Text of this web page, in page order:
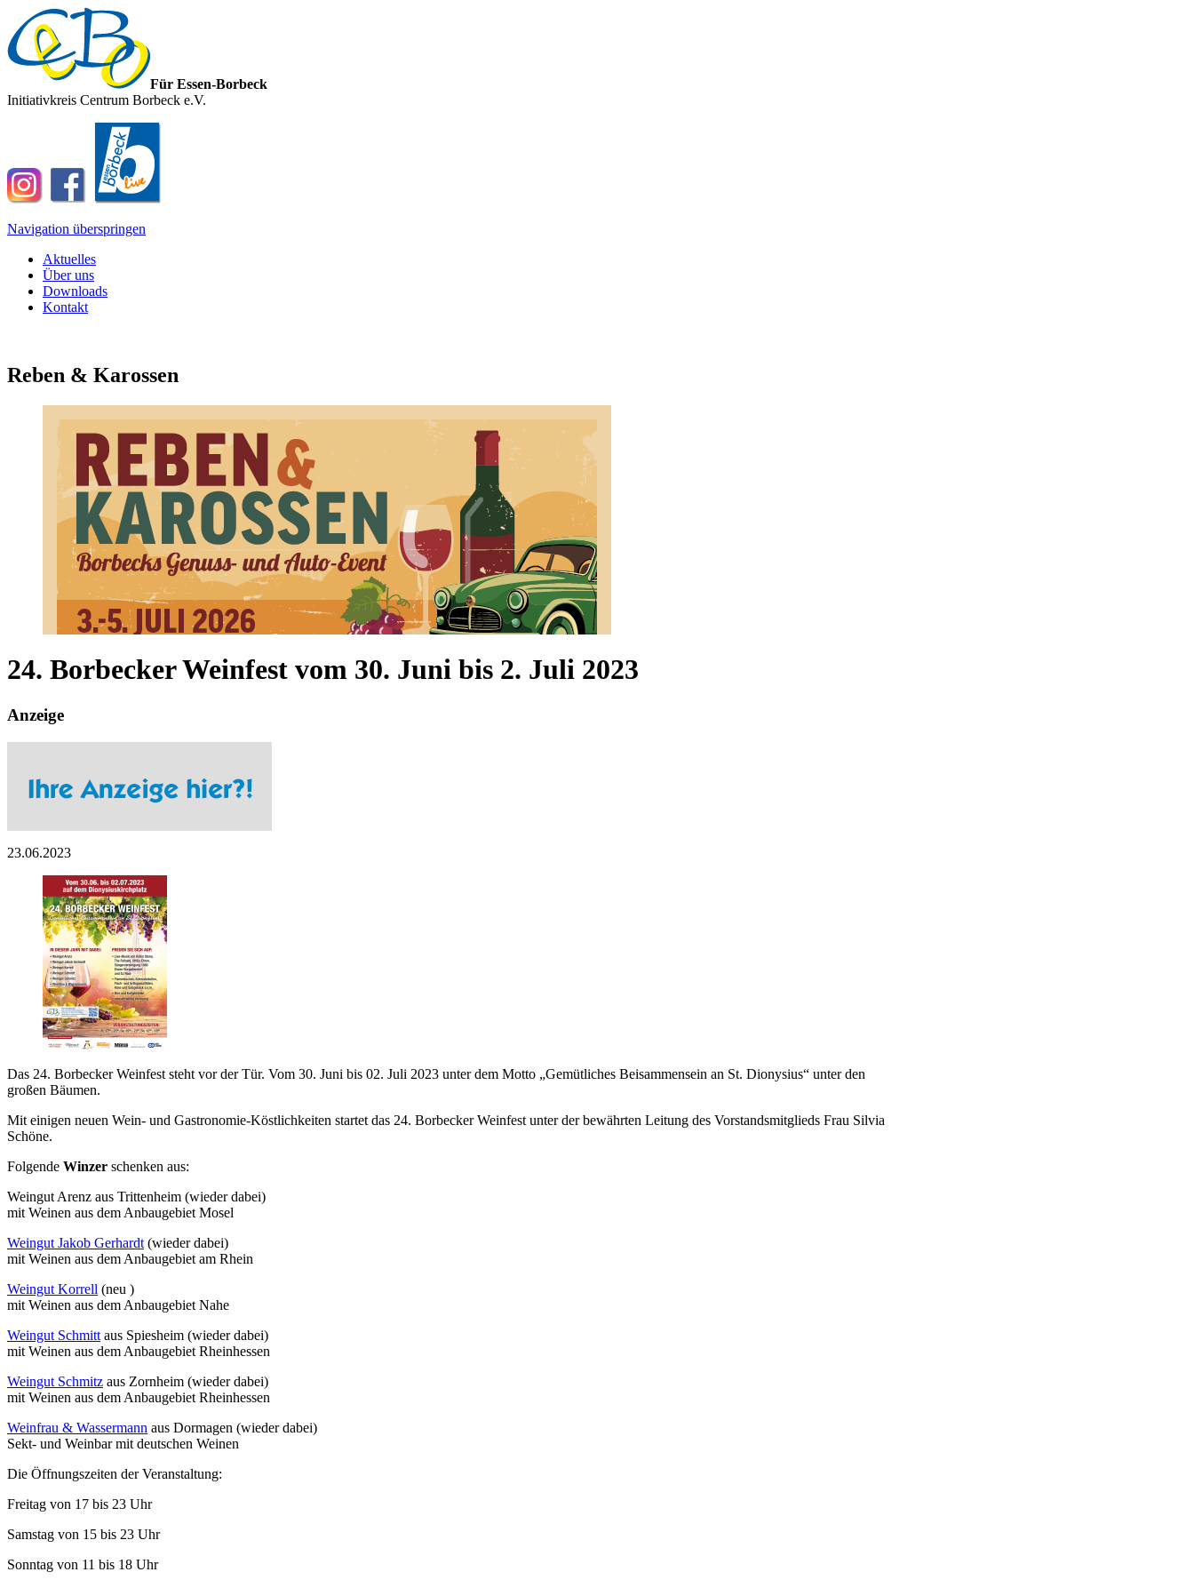
Für Essen-Borbeck
Initiativkreis Centrum Borbeck e.V.
Navigation überspringen
Aktuelles
Über uns
Downloads
Kontakt
Reben & Karossen
Borbecker Weinfest und großes Oldtimertreffen laden vom 3. bis 5. Juli 2026 zum genussvollen Sommerwochenende mit verkaufsoffenem Sonntag ein.
beim CeBo-Initiativkreis Centrum Borbeck e.V.!
24. Borbecker Weinfest vom 30. Juni bis 2. Juli 2023
Anzeige
23.06.2023
Das 24. Borbecker Weinfest steht vor der Tür. Vom 30. Juni bis 02. Juli 2023 unter dem Motto „Gemütliches Beisammensein an St. Dionysius“ unter den
großen Bäumen.
Mit einigen neuen Wein- und Gastronomie-Köstlichkeiten startet das 24. Borbecker Weinfest unter der bewährten Leitung des Vorstandsmitglieds Frau Silvia
Schöne.
Folgende Winzer schenken aus:
Weingut Arenz aus Trittenheim (wieder dabei)
mit Weinen aus dem Anbaugebiet Mosel
Weingut Jakob Gerhardt (wieder dabei)
mit Weinen aus dem Anbaugebiet am Rhein
Weingut Korrell (neu )
mit Weinen aus dem Anbaugebiet Nahe
Weingut Schmitt aus Spiesheim (wieder dabei)
mit Weinen aus dem Anbaugebiet Rheinhessen
Weingut Schmitz aus Zornheim (wieder dabei)
mit Weinen aus dem Anbaugebiet Rheinhessen
Weinfrau & Wassermann aus Dormagen (wieder dabei)
Sekt- und Weinbar mit deutschen Weinen
Die Öffnungszeiten der Veranstaltung:
Freitag von 17 bis 23 Uhr
Samstag von 15 bis 23 Uhr
Sonntag von 11 bis 18 Uhr